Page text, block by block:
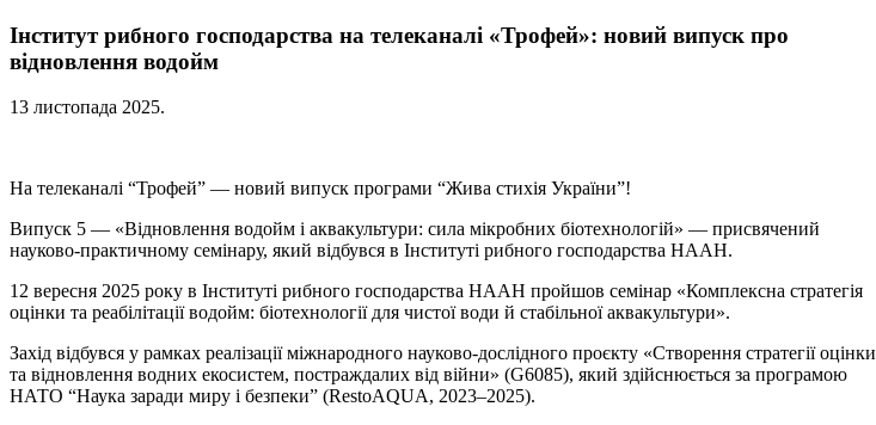
Інститут рибного господарства на телеканалі «Трофей»: новий випуск про
відновлення водойм
13 листопада 2025.
На телеканалі “Трофей” — новий випуск програми “Жива стихія України”!
Випуск 5 — «Відновлення водойм і аквакультури: сила мікробних біотехнологій» — присвячений
науково-практичному семінару, який відбувся в Інституті рибного господарства НААН.
12 вересня 2025 року в Інституті рибного господарства НААН пройшов семінар «Комплексна стратегія
оцінки та реабілітації водойм: біотехнології для чистої води й стабільної аквакультури».
Захід відбувся у рамках реалізації міжнародного науково-дослідного проєкту «Створення стратегії оцінки
та відновлення водних екосистем, постраждалих від війни» (G6085), який здійснюється за програмою
НАТО “Наука заради миру і безпеки” (RestoAQUA, 2023–2025).